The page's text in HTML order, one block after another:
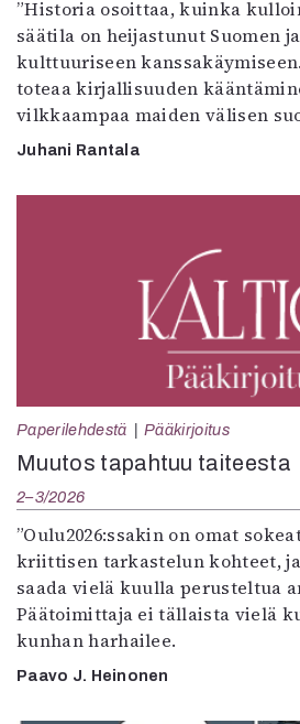
”Historia osoittaa, kuinka
säätila on heijastunut Suomen
kulttuuriseen kanssakäymiseen.
toteaa kirjallisuuden
vilkkaampaa maiden välisen
Juhani Rantala
Paperilehdestä Pääkirjoitus
Muutos tapahtuu taiteesta
2–3/2026
”Oulu2026:ssakin on omat
kriittisen tarkastelun kohteet,
saada vielä kuulla perusteltua
Päätoimittaja ei tällaista vielä
kunhan harhailee.
Paavo J. Heinonen